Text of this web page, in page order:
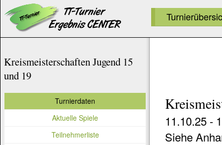
11.10.25 -
Siehe
Kreismeisterschaften Jugend 15
und 19
Turnierdaten
Aktuelle Spiele
Teilnehmerliste